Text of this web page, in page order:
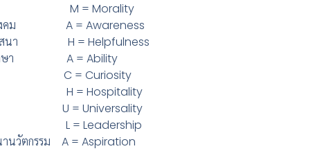
ส M = Morality
องสังคม A = Awareness
ศาสนา H = Helpfulness
านภาษา A = Ability
= Curiosity
วม H = Hospitality
U = Universality
ญญา L = Leadership
นวัตกรรม A = Aspiration